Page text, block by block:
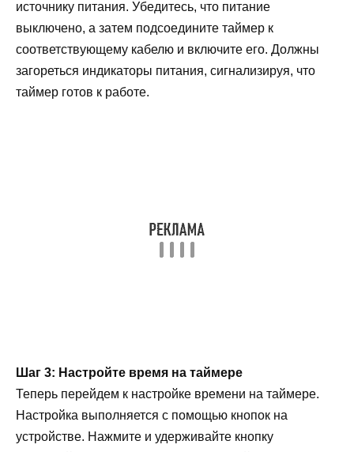
источнику питания. Убедитесь, что питание
выключено, а затем подсоедините таймер к
соответствующему кабелю и включите его. Должны
загореться индикаторы питания, сигнализируя, что
таймер готов к работе.
Шаг 3: Настройте время на таймере
Теперь перейдем к настройке времени на таймере.
Настройка выполняется с помощью кнопок на
устройстве. Нажмите и удерживайте кнопку